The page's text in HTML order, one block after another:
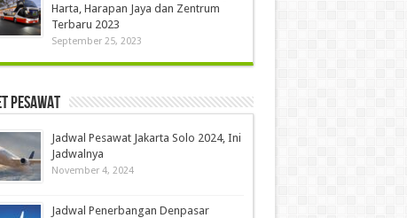
Harta, Harapan Jaya dan Zentrum
Terbaru 2023
September 25, 2023
Pesawat
Jadwal Pesawat Jakarta Solo 2024, Ini
Jadwalnya
November 4, 2024
Jadwal Penerbangan Denpasar